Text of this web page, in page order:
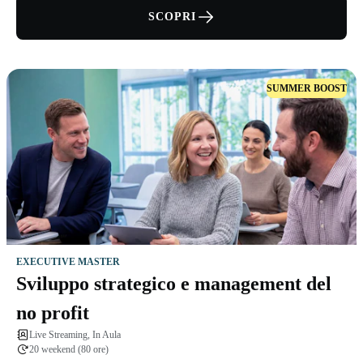
SCOPRI
SUMMER BOOST
EXECUTIVE MASTER
Sviluppo strategico e management del
no profit
Live Streaming, In Aula
20 weekend (80 ore)